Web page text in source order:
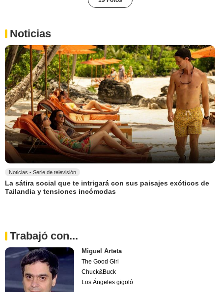
Noticias
Noticias - Serie de televisión
La sátira social que te intrigará con sus paisajes exóticos de
Tailandia y tensiones incómodas
Trabajó con...
Miguel Arteta
The Good Girl
Chuck&Buck
Los Ángeles gigoló